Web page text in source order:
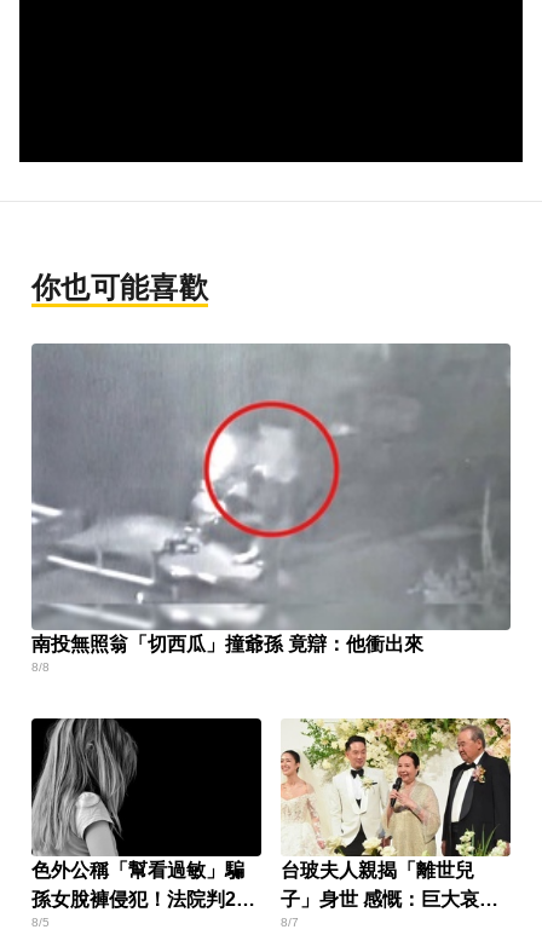
你也可能喜歡
南投無照翁「切西瓜」撞爺孫 竟辯：他衝出來
8/8
色外公稱「幫看過敏」騙
孫女脫褲侵犯！法院判2年
4月
8/5
台玻夫人親揭「離世兒
子」身世 感慨：巨大哀傷
足不出戶
8/7